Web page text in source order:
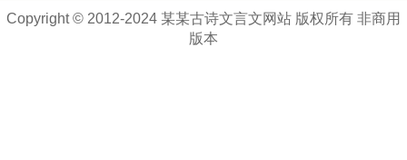
Copyright © 2012-2024 某某古诗文言文网站 版权所有 非商用
版本